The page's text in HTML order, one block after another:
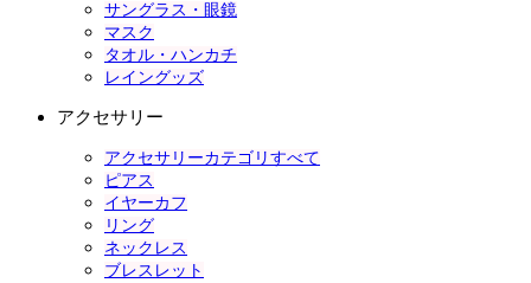
サングラス・眼鏡
マスク
タオル・ハンカチ
レイングッズ
アクセサリー
アクセサリーカテゴリすべて
ピアス
イヤーカフ
リング
ネックレス
ブレスレット